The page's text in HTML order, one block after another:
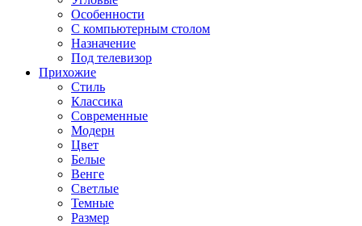
Особенности
С компьютерным столом
Назначение
Под телевизор
Прихожие
Стиль
Классика
Современные
Модерн
Цвет
Белые
Венге
Светлые
Темные
Размер